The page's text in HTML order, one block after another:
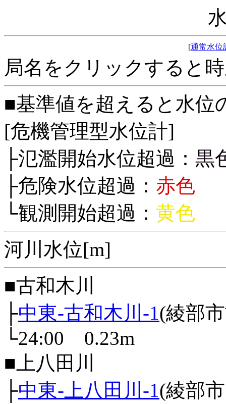
[通常水位
局名をクリックすると
■基準値を超えると水位
[危機管理型水位計]
├氾濫開始水位超過： 黒
├危険水位超過： 赤色
└観測開始超過： 黄色
河川水位[m]
■古和木川
├中東-古和木川-1(綾部
└24:00 0.23m
■上八田川
├中東-上八田川-1(綾部